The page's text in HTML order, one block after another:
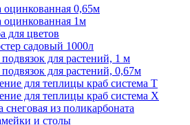
оцинкованная 0,65м
оцинкованная 1м
для цветов
садовый 1000л
для растений, 1 м
для растений, 0,67м
для теплицы краб система Т
для теплицы краб система Х
снеговая из поликарбоната
и столы